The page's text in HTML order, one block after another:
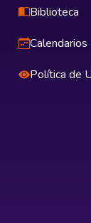
Biblioteca
Calendarios
Política de